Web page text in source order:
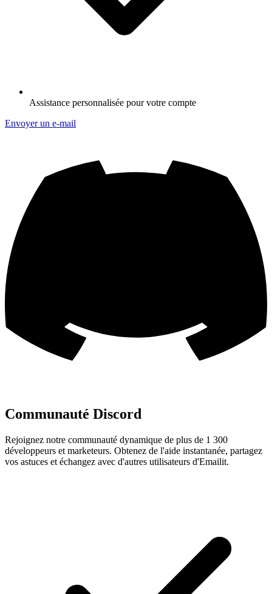
Assistance personnalisée pour votre compte
Envoyer un e-mail
Communauté Discord
Rejoignez notre communauté dynamique de plus de 1 300
développeurs et marketeurs. Obtenez de l'aide instantanée, partagez
vos astuces et échangez avec d'autres utilisateurs d'Emailit.